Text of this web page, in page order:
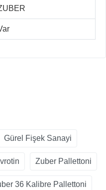
Gürel Fişek Sanayi
Zuber Pallettoni
36 Kalibre Pallettoni